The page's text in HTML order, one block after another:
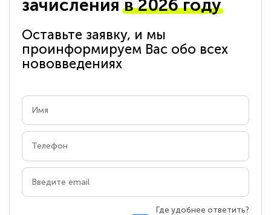
зачисленияв 2026 году
Оставьте заявку, и мы
проинформируем Вас обо всех
нововведениях
Где удобнее ответить?